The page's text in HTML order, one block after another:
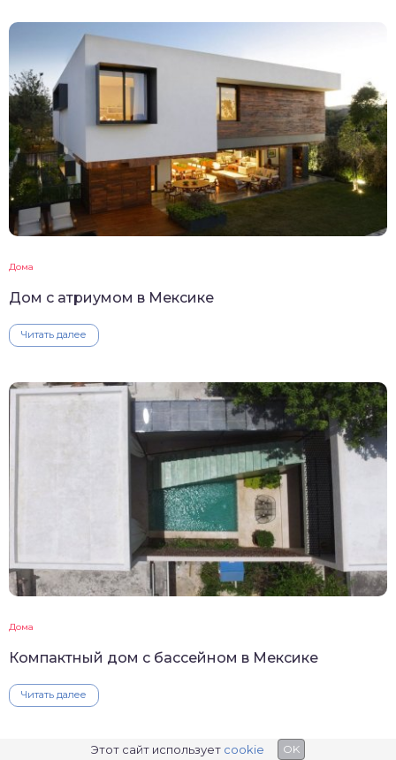
Дома
Дом с атриумом в Мексике
Читать далее
Дома
Компактный дом с бассейном в Мексике
Читать далее
ДОБАВИТЬ КОММЕНТАРИЙ
Этот сайт использует cookie OK